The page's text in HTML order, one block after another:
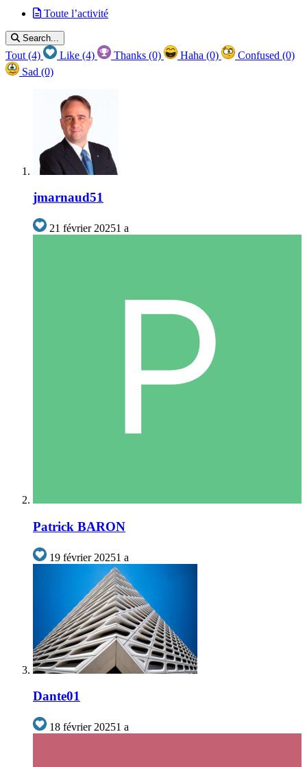
Toute l’activité
Search...
Tout (4) Like (4) Thanks (0) Haha (0) Confused (0)
Sad (0)
jmarnaud51
21 février 20251 a
Patrick BARON
19 février 20251 a
Dante01
18 février 20251 a